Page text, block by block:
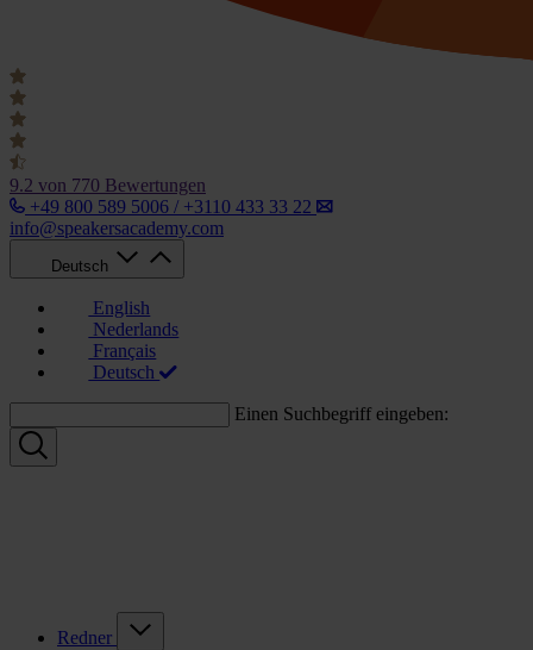
9.2 von 770 Bewertungen
+49 800 589 5006 / +3110 433 33 22
info@speakersacademy.com
Deutsch
English
Nederlands
Français
Deutsch
Einen Suchbegriff eingeben:
Redner